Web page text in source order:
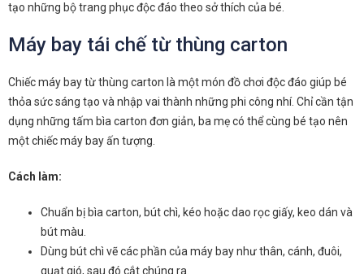
tạo những bộ trang phục độc đáo theo sở thích của bé.
Máy bay tái chế từ thùng carton
Chiếc máy bay từ thùng carton là một món đồ chơi độc đáo giúp bé
thỏa sức sáng tạo và nhập vai thành những phi công nhí. Chỉ cần tận
dụng những tấm bìa carton đơn giản, ba mẹ có thể cùng bé tạo nên
một chiếc máy bay ấn tượng.
Cách làm:
Chuẩn bị bìa carton, bút chì, kéo hoặc dao rọc giấy, keo dán và
bút màu.
Dùng bút chì vẽ các phần của máy bay như thân, cánh, đuôi,
quạt gió, sau đó cắt chúng ra.